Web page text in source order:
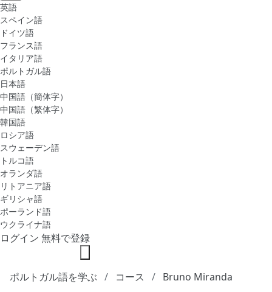
英語
スペイン語
ドイツ語
フランス語
イタリア語
ポルトガル語
日本語
中国語（簡体字）
中国語（繁体字）
韓国語
ロシア語
スウェーデン語
トルコ語
オランダ語
リトアニア語
ギリシャ語
ポーランド語
ウクライナ語
ログイン 無料で登録
ポルトガル語を学ぶ コース Bruno Miranda